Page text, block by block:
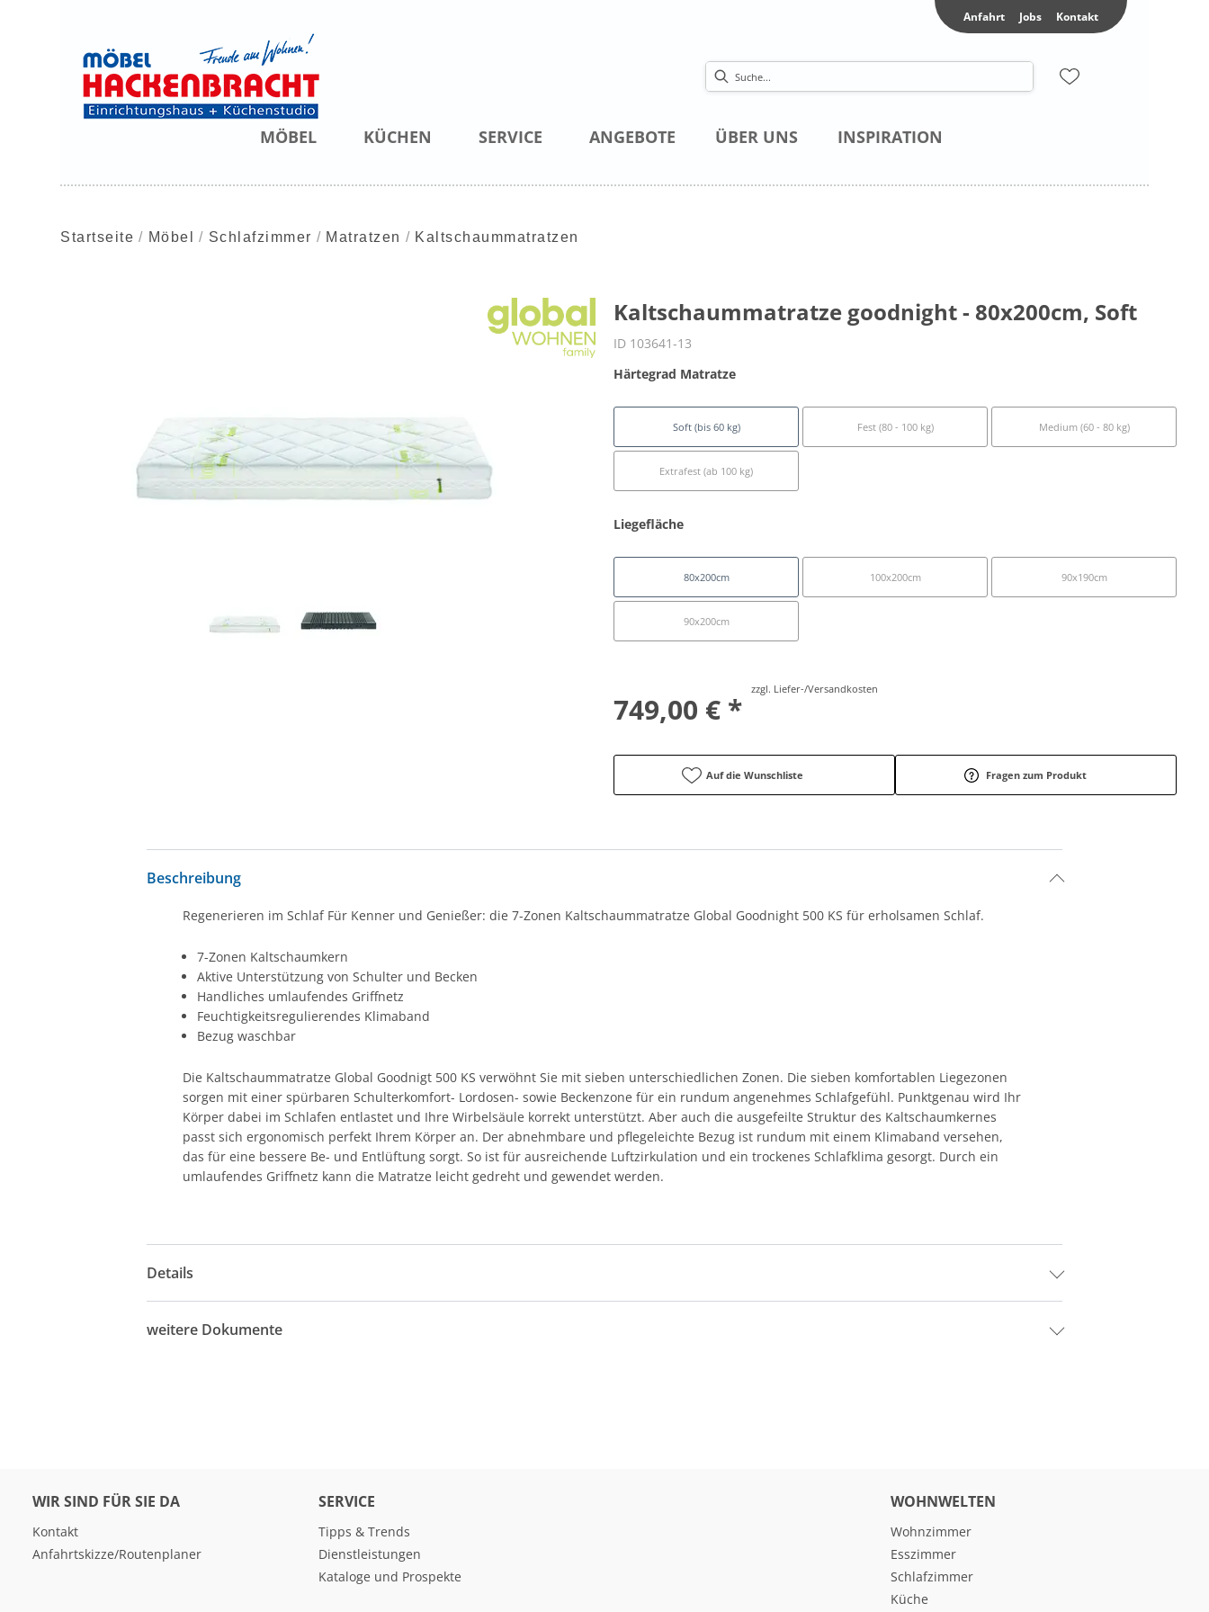
Anfahrt Jobs Kontakt
MÖBEL KÜCHEN SERVICE ANGEBOTE ÜBER UNS INSPIRATION
Startseite Möbel Schlafzimmer Matratzen Kaltschaummatratzen
Kaltschaummatratze goodnight - 80x200cm, Soft
ID 103641-13
Härtegrad Matratze
Soft (bis 60 kg) Fest (80 - 100 kg) Medium (60 - 80 kg)
Extrafest (ab 100 kg)
Liegefläche
80x200cm 100x200cm 90x190cm
90x200cm
749,00 € *
zzgl. Liefer-/Versandkosten
Auf die Wunschliste Fragen zum Produkt
Beschreibung
Regenerieren im Schlaf Für Kenner und Genießer: die 7-Zonen Kaltschaummatratze Global Goodnight 500 KS für erholsamen Schlaf.
7-Zonen Kaltschaumkern
Aktive Unterstützung von Schulter und Becken
Handliches umlaufendes Griffnetz
Feuchtigkeitsregulierendes Klimaband
Bezug waschbar
Die Kaltschaummatratze Global Goodnigt 500 KS verwöhnt Sie mit sieben unterschiedlichen Zonen. Die sieben komfortablen Liegezonen
sorgen mit einer spürbaren Schulterkomfort- Lordosen- sowie Beckenzone für ein rundum angenehmes Schlafgefühl. Punktgenau wird Ihr
Körper dabei im Schlafen entlastet und Ihre Wirbelsäule korrekt unterstützt. Aber auch die ausgefeilte Struktur des Kaltschaumkernes
passt sich ergonomisch perfekt Ihrem Körper an. Der abnehmbare und pflegeleichte Bezug ist rundum mit einem Klimaband versehen,
das für eine bessere Be- und Entlüftung sorgt. So ist für ausreichende Luftzirkulation und ein trockenes Schlafklima gesorgt. Durch ein
umlaufendes Griffnetz kann die Matratze leicht gedreht und gewendet werden.
Details
weitere Dokumente
WIR SIND FÜR SIE DA
Kontakt
Anfahrtskizze/Routenplaner
SERVICE
Tipps & Trends
Dienstleistungen
Kataloge und Prospekte
WOHNWELTEN
Wohnzimmer
Esszimmer
Schlafzimmer
Küche